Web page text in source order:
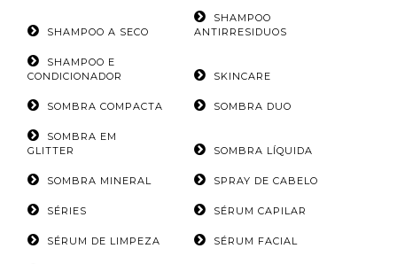
SHAMPOO A SECO
SHAMPOO
ANTIRRESIDUOS
SHAMPOO E
CONDICIONADOR
SKINCARE
SOMBRA COMPACTA SOMBRA DUO
SOMBRA EM
GLITTER
SOMBRA LÍQUIDA
SOMBRA MINERAL SPRAY DE CABELO
SÉRIES SÉRUM CAPILAR
SÉRUM DE LIMPEZA SÉRUM FACIAL